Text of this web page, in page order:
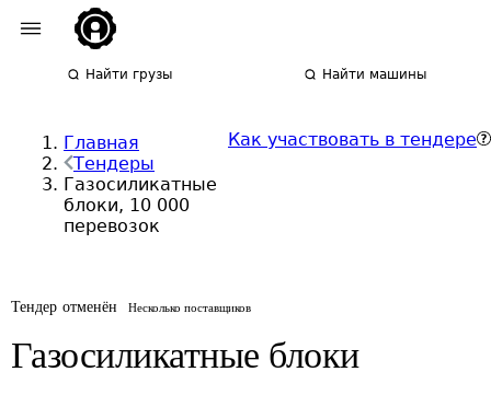
Найти грузы Найти машины
Главная
Тендеры
Газосиликатные
блоки, 10 000
перевозок
Как участвовать в тендере
Тендер отменён Несколько поставщиков
Газосиликатные блоки